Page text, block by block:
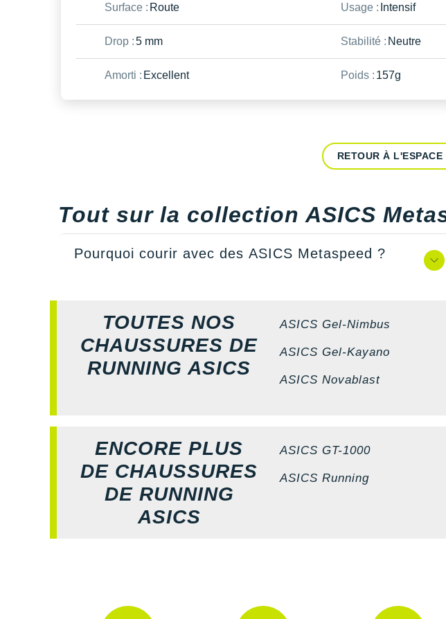
Surface : Route Usage : Intensif
Drop :5 mm Stabilité : Neutre
Amorti : Excellent Poids : 157g
RETOUR À
Tout sur la collection ASICS
Pourquoi courir avec des ASICS Metaspeed ?
TOUTES NOS
CHAUSSURES DE
RUNNING ASICS
ASICS Gel-Nimbus
ASICS Gel-Kayano
ASICS Novablast
ENCORE PLUS
DE CHAUSSURES
DE RUNNING
ASICS
ASICS GT-1000
ASICS Running